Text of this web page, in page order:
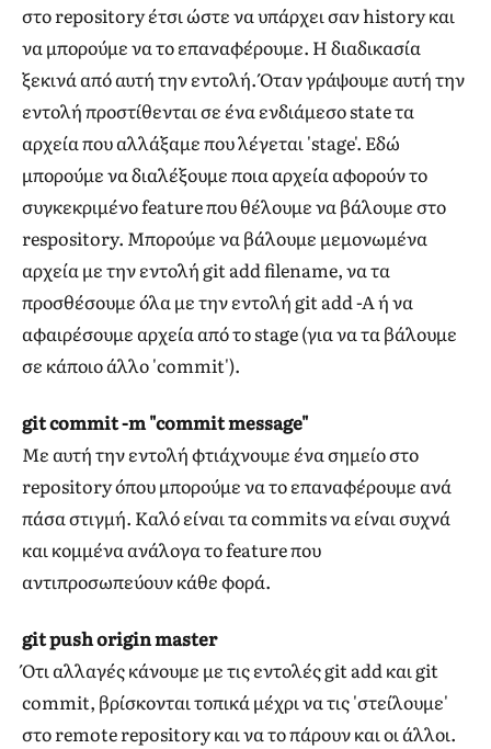
στο repository έτσι ώστε να υπάρχει σαν history και
να μπορούμε να το επαναφέρουμε. Η διαδικασία
ξεκινά από αυτή την εντολή. Όταν γράψουμε αυτή την
εντολή προστίθενται σε ένα ενδιάμεσο state τα
αρχεία που αλλάξαμε που λέγεται 'stage'. Εδώ
μπορούμε να διαλέξουμε ποια αρχεία αφορούν το
συγκεκριμένο feature που θέλουμε να βάλουμε στο
respository. Μπορούμε να βάλουμε μεμονωμένα
αρχεία με την εντολή git add filename, να τα
προσθέσουμε όλα με την εντολή git add -A ή να
αφαιρέσουμε αρχεία από το stage (για να τα βάλουμε
σε κάποιο άλλο 'commit').
git commit -m "commit message"
Με αυτή την εντολή φτιάχνουμε ένα σημείο στο
repository όπου μπορούμε να το επαναφέρουμε ανά
πάσα στιγμή. Καλό είναι τα commits να είναι συχνά
και κομμένα ανάλογα το feature που
αντιπροσωπεύουν κάθε φορά.
git push origin master
Ότι αλλαγές κάνουμε με τις εντολές git add και git
commit, βρίσκονται τοπικά μέχρι να τις 'στείλουμε'
στο remote repository και να το πάρουν και οι άλλοι.